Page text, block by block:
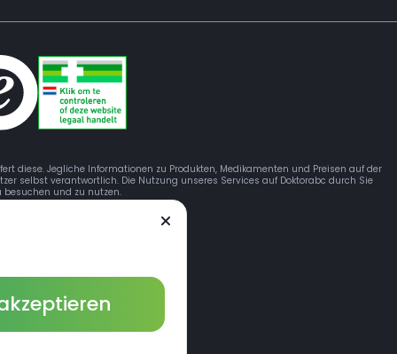
diese. Jegliche Informationen zu Produkten, Medikamenten und Preisen auf der
selbst verantwortlich. Die Nutzung unseres Services auf Doktorabc durch Sie
besuchen und zu nutzen.